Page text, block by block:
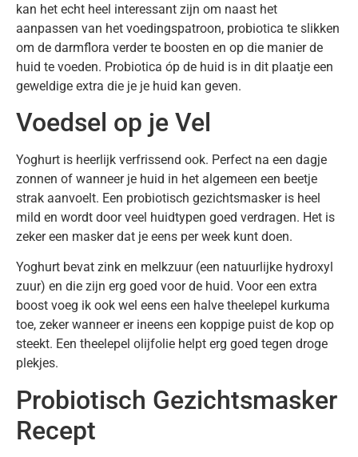
kan het echt heel interessant zijn om naast het
aanpassen van het voedingspatroon, probiotica te slikken
om de darmflora verder te boosten en op die manier de
huid te voeden. Probiotica óp de huid is in dit plaatje een
geweldige extra die je je huid kan geven.
Voedsel op je Vel
Yoghurt is heerlijk verfrissend ook. Perfect na een dagje
zonnen of wanneer je huid in het algemeen een beetje
strak aanvoelt. Een probiotisch gezichtsmasker is heel
mild en wordt door veel huidtypen goed verdragen. Het is
zeker een masker dat je eens per week kunt doen.
Yoghurt bevat zink en melkzuur (een natuurlijke hydroxyl
zuur) en die zijn erg goed voor de huid. Voor een extra
boost voeg ik ook wel eens een halve theelepel kurkuma
toe, zeker wanneer er ineens een koppige puist de kop op
steekt. Een theelepel olijfolie helpt erg goed tegen droge
plekjes.
Probiotisch Gezichtsmasker
Recept